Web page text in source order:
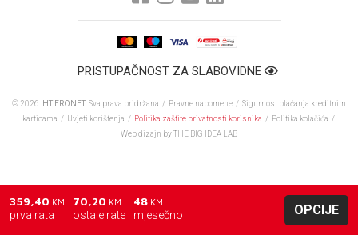
359,40 KM
prva rata
70,20 KM
ostale rate
48 KM
mjesečno OPCIJE
PRISTUPAČNOST ZA SLABOVIDNE
© 2026. HT ERONET . Sva prava pridržana / Pravne napomene / Sigurnost plaćanja kreditnim
karticama / Uvjeti korištenja / Politika zaštite privatnosti korisnika / Politika kolačića /
Web dizajn by THE BIG IDEA LAB